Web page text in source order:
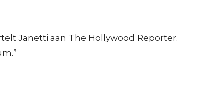
Janetti aan The Hollywood Reporter.